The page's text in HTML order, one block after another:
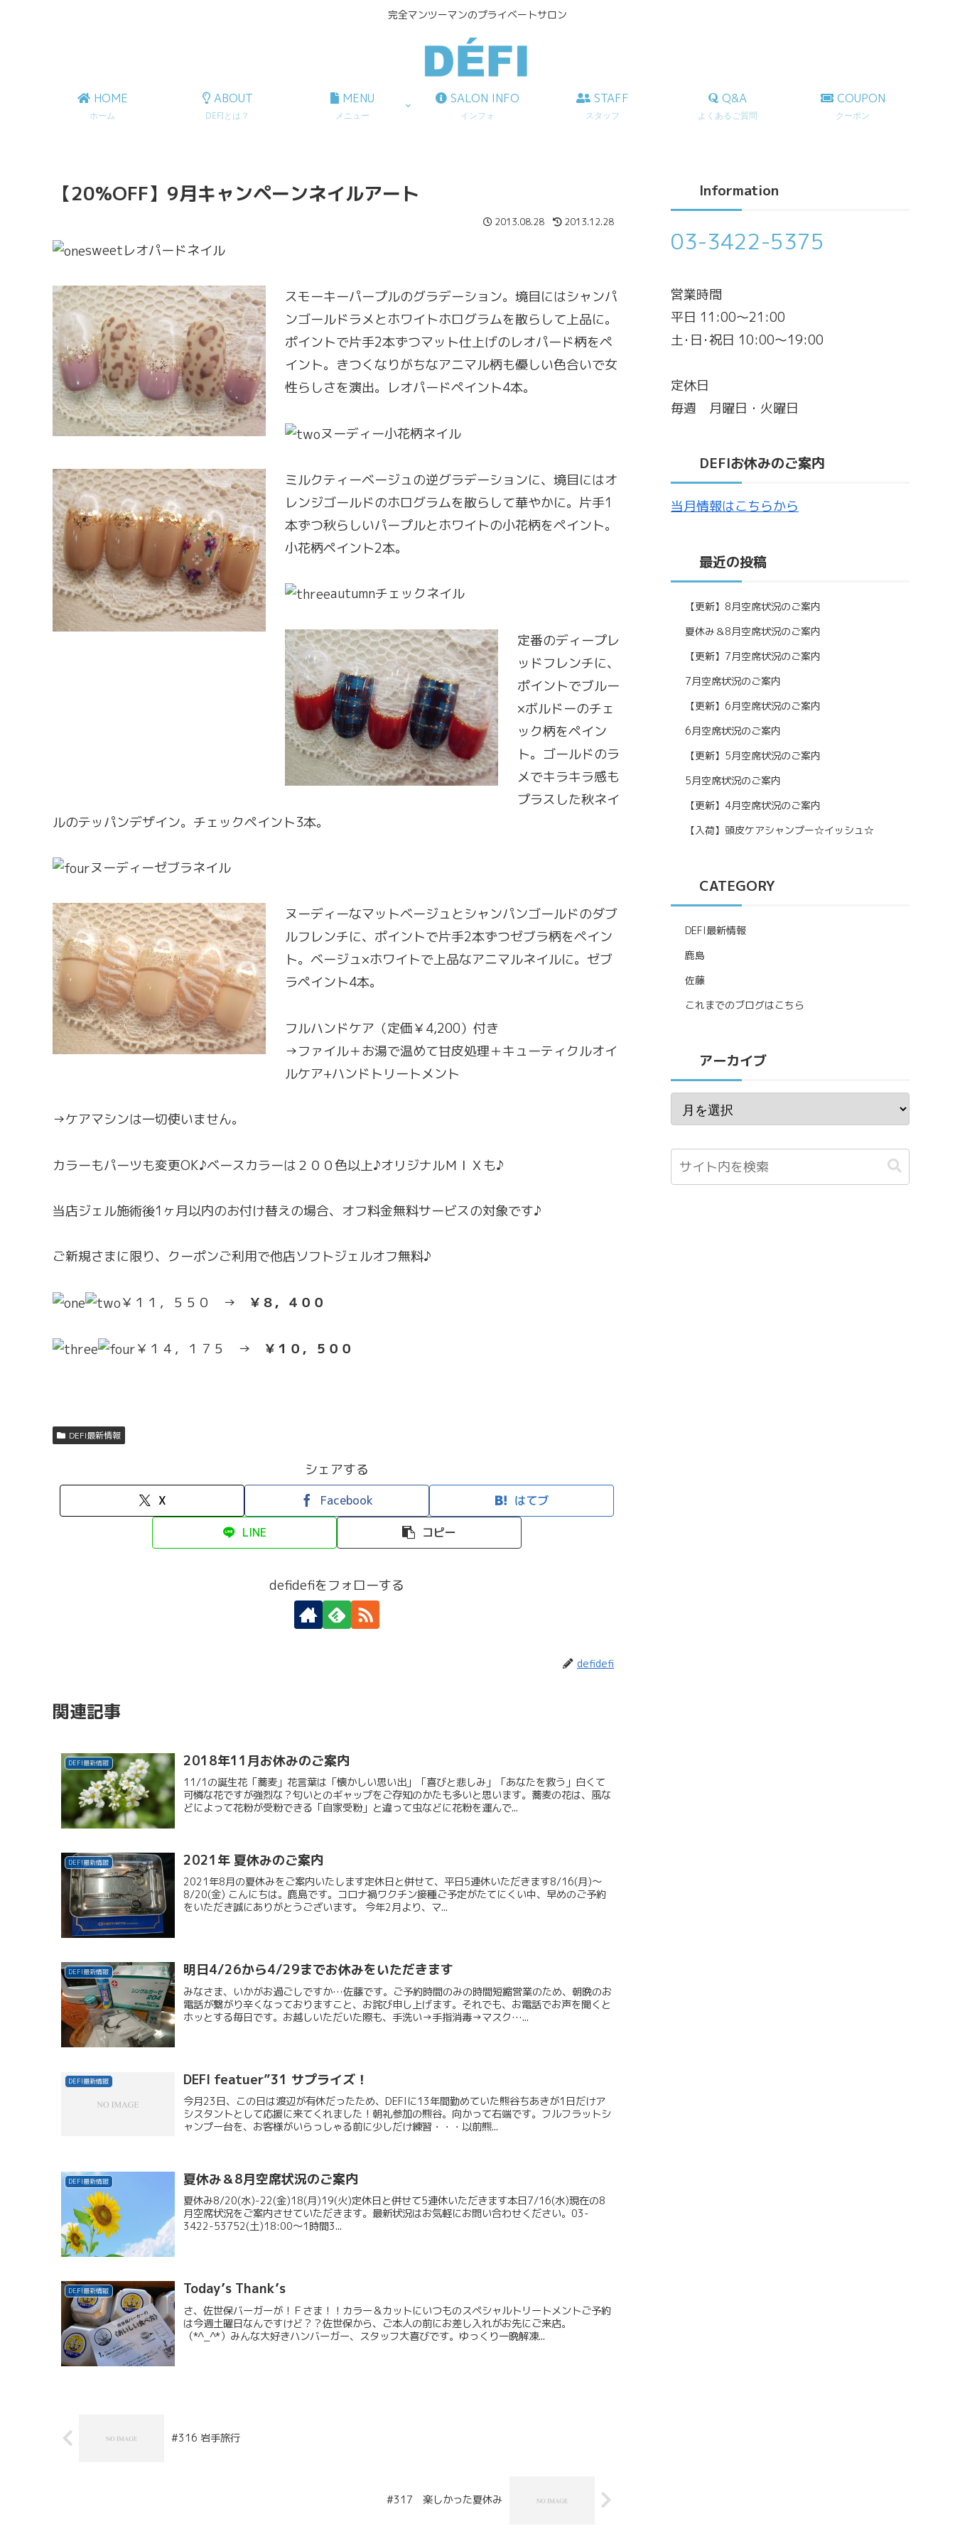
完全マンツーマンのプライベートサロン
HOME
ホーム
ABOUT
DEFIとは？
MENU
メニュー
SALON INFO
インフォ
STAFF
スタッフ
Q&A
よくあるご質問
COUPON
クーポン
【20%OFF】9月キャンペーンネイルアート
2013.08.28 2013.12.28
sweetレオパードネイル
スモーキーパープルのグラデーション。境目にはシャンパ
ンゴールドラメとホワイトホログラムを散らして上品に。
ポイントで片手2本ずつマット仕上げのレオパード柄をペ
イント。きつくなりがちなアニマル柄も優しい色合いで女
性らしさを演出。レオパードペイント4本。
ヌーディー小花柄ネイル
ミルクティーベージュの逆グラデーションに、境目にはオ
レンジゴールドのホログラムを散らして華やかに。片手1
本ずつ秋らしいパープルとホワイトの小花柄をペイント。
小花柄ペイント2本。
autumnチェックネイル
定番のディープレ
ッドフレンチに、
ポイントでブルー
×ボルドーのチェ
ック柄をペイン
ト。ゴールドのラ
メでキラキラ感も
プラスした秋ネイ
ルのテッパンデザイン。チェックペイント3本。
ヌーディーゼブラネイル
ヌーディーなマットベージュとシャンパンゴールドのダブ
ルフレンチに、ポイントで片手2本ずつゼブラ柄をペイン
ト。ベージュ×ホワイトで上品なアニマルネイルに。ゼブ
ラペイント4本。
フルハンドケア（定価￥4,200）付き
→ファイル＋お湯で温めて甘皮処理＋キューティクルオイ
ルケア+ハンドトリートメント
→ケアマシンは一切使いません。
カラーもパーツも変更OK♪ベースカラーは２００色以上♪オリジナルＭＩＸも♪
当店ジェル施術後1ヶ月以内のお付け替えの場合、オフ料金無料サービスの対象です♪
ご新規さまに限り、クーポンご利用で他店ソフトジェルオフ無料♪
￥１１，５５０ → ￥８，４００
￥１４，１７５ → ￥１０，５００
DEFI最新情報
シェアする
X Facebook はてブ
LINE コピー
defidefiをフォローする
defidefi
関連記事
DEFI最新情報 2018年11月お休みのご案内
11/1の誕生花「蕎麦」花言葉は「懐かしい思い出」「喜びと悲しみ」「あなたを救う」白くて
可憐な花ですが強烈な？匂いとのギャップをご存知のかたも多いと思います。蕎麦の花は、風な
どによって花粉が受粉できる「自家受粉」と違って虫などに花粉を運んで...
DEFI最新情報 2021年 夏休みのご案内
2021年8月の夏休みをご案内いたします定休日と併せて、平日5連休いただきます8/16(月)～
8/20(金) こんにちは。鹿島です。コロナ禍ワクチン接種ご予定がたてにくい中、早めのご予約
をいただき誠にありがとうございます。 今年2月より、マ...
DEFI最新情報 明日4/26から4/29までお休みをいただきます
みなさま、いかがお過ごしですか…佐藤です。ご予約時間のみの時間短縮営業のため、朝晩のお
電話が繋がり辛くなっておりますこと、お詫び申し上げます。それでも、お電話でお声を聞くと
ホッとする毎日です。お越しいただいた際も、手洗い→手指消毒→マスク…...
DEFI最新情報 DEFI featuer”31 サプライズ！
今月23日、この日は渡辺が有休だったため、DEFIに13年間勤めていた熊谷ちあきが1日だけア
シスタントとして応援に来てくれました！朝礼参加の熊谷。向かって右端です。フルフラットシ
ャンプー台を、お客様がいらっしゃる前に少しだけ練習・・・以前熊...
DEFI最新情報 夏休み＆8月空席状況のご案内
夏休み8/20(水)-22(金)18(月)19(火)定休日と併せて5連休いただきます本日7/16(水)現在の8
月空席状況をご案内させていただきます。最新状況はお気軽にお問い合わせください。03-
3422-53752(土)18:00～1時間3...
DEFI最新情報 Today’s Thank’s
さ、佐世保バーガーが！Ｆさま！！カラー＆カットにいつものスペシャルトリートメントご予約
は今週土曜日なんですけど？？佐世保から、ご本人の前にお差し入れがお先にご来店。
（*^_^*）みんな大好きハンバーガー、スタッフ大喜びです。ゆっくり一晩解凍...
#316 岩手旅行
#317 楽しかった夏休み
Information
03-3422-5375
営業時間
平日 11:00～21:00
土･日･祝日 10:00～19:00
定休日
毎週 月曜日・火曜日
DEFIお休みのご案内
当月情報はこちらから
最近の投稿
【更新】8月空席状況のご案内
夏休み＆8月空席状況のご案内
【更新】7月空席状況のご案内
7月空席状況のご案内
【更新】6月空席状況のご案内
6月空席状況のご案内
【更新】5月空席状況のご案内
5月空席状況のご案内
【更新】4月空席状況のご案内
【入荷】頭皮ケアシャンプー☆イッシュ☆
CATEGORY
DEFI最新情報
鹿島
佐藤
これまでのブログはこちら
アーカイブ